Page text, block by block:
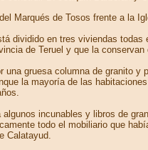
Marqués de Tosos frente a la
dividido en tres viviendas
de Teruel y que la
una gruesa columna de granito
la mayoría de las
algunos incunables y libros de
todo el mobiliario que
Calatayud.